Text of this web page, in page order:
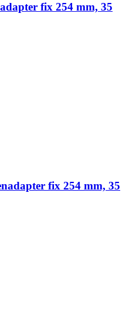
fix 254 mm, 35
fix 254 mm, 35